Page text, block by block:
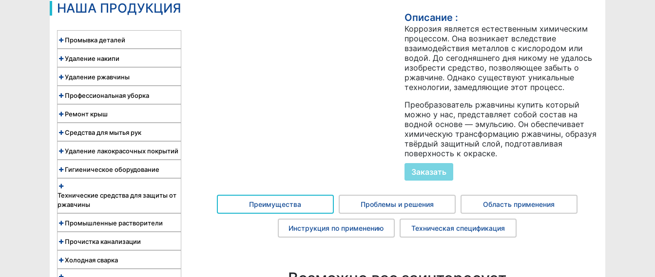
НАША ПРОДУКЦИЯ
Промывка деталей
Удаление накипи
Удаление ржавчины
Профессиональная уборка
Ремонт крыш
Средства для мытья рук
Удаление лакокрасочных покрытий
Гигиеническое оборудование
Технические средства для защиты от
ржавчины
Промышленные растворители
Прочистка канализации
Холодная сварка
Описание :
Коррозия является естественным химическим
процессом. Она возникает вследствие
взаимодействия металлов с кислородом или
водой. До сегодняшнего дня никому не удалось
изобрести средство, позволяющее забыть о
ржавчине. Однако существуют уникальные
технологии, замедляющие этот процесс.
Преобразователь ржавчины купить который
можно у нас, представляет собой состав на
водной основе — эмульсию. Он обеспечивает
химическую трансформацию ржавчины, образуя
твёрдый защитный слой, подготавливая
поверхность к окраске.
Заказать
Преимущества Проблемы и решения Область применения
Инструкция по применению Техническая спецификация